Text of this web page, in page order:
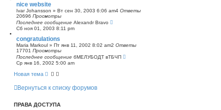
nice website
Ivar Johansson » Вт сен 30, 2003 6:06 am4 Ответы
20696 Просмотры
Последнее сообщение Alexandr Bravo
Сб ноя 01, 2003 8:11 pm
congratulations
Maria Markoul » Пт янв 11, 2002 8:02 am2 Ответы
17701 Просмотры
Последнее сообщение бМЕЛУБОДТ вТБЧП
Ср янв 16, 2002 5:00 am
Новая тема
Вернуться к списку форумов
ПРАВА ДОСТУПА